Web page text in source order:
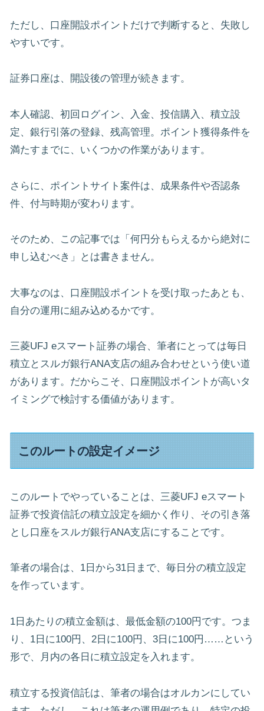
ただし、口座開設ポイントだけで判断すると、失敗し
やすいです。
証券口座は、開設後の管理が続きます。
本人確認、初回ログイン、入金、投信購入、積立設
定、銀行引落の登録、残高管理。ポイント獲得条件を
満たすまでに、いくつかの作業があります。
さらに、ポイントサイト案件は、成果条件や否認条
件、付与時期が変わります。
そのため、この記事では「何円分もらえるから絶対に
申し込むべき」とは書きません。
大事なのは、口座開設ポイントを受け取ったあとも、
自分の運用に組み込めるかです。
三菱UFJ eスマート証券の場合、筆者にとっては毎日
積立とスルガ銀行ANA支店の組み合わせという使い道
があります。だからこそ、口座開設ポイントが高いタ
イミングで検討する価値があります。
このルートの設定イメージ
このルートでやっていることは、三菱UFJ eスマート
証券で投資信託の積立設定を細かく作り、その引き落
とし口座をスルガ銀行ANA支店にすることです。
筆者の場合は、1日から31日まで、毎日分の積立設定
を作っています。
1日あたりの積立金額は、最低金額の100円です。つま
り、1日に100円、2日に100円、3日に100円……という
形で、月内の各日に積立設定を入れます。
積立する投資信託は、筆者の場合はオルカンにしてい